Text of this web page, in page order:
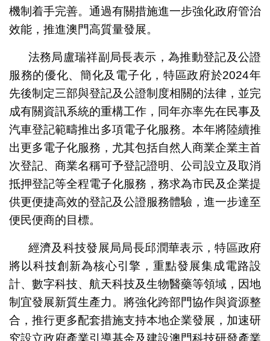
機制着手完善。通過有關措施進一步強化政府管治
效能，推進澳門高質量發展。
法務局盧瑞祥副局長表示，為推動登記及公證
服務的優化、簡化及電子化，特區政府於2024年
先後制定三部與登記及公證制度相關的法律，並完
成有關資訊系統的重構工作，同年亦率先在民事及
汽車登記範疇推出多項電子化服務。本年將陸續推
出更多電子化服務，尤其包括自然人商業企業主首
次登記、商業名稱可予登記證明、公司設立及取消
抵押登記等全程電子化服務，務求為市民及企業提
供更便捷高效的登記及公證服務體驗，進一步達至
便民便商的目標。
經濟及科技發展局局長邱潤華表示，特區政府
將以科技創新為核心引擎，重點發展集成電路設
計、數字科技、航天科技及生物醫藥等領域，因地
制宜發展新質生產力。將強化跨部門協作與資源整
合，推行更多配套措施支持本地企業發展，加速研
究設立政府產業引導基金及建設澳門科技研發產業